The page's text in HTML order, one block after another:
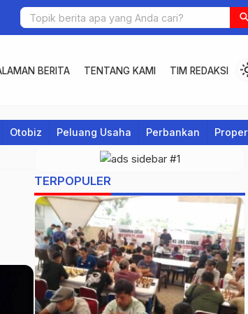
BERITA TENTANG KAMI TIM REDAKSI
Otobiz Peluang Usaha Perbankan
TERPOPULER